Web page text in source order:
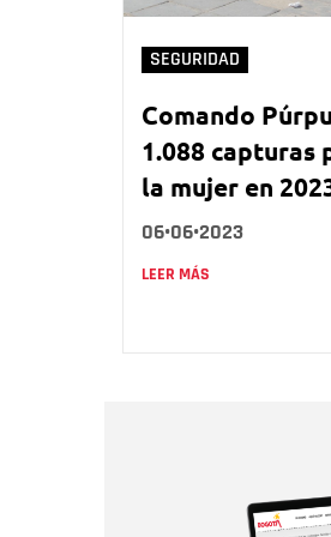
SEGURIDAD
Comando
1.088
la mujer en
06•06•2023
LEER MÁS